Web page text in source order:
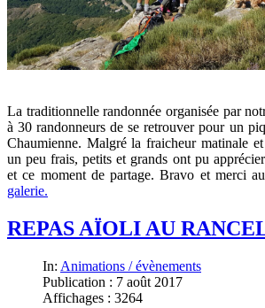
La traditionnelle randonnée organisée par
à 30 randonneurs de se retrouver pour un
Chaumienne. Malgré la fraicheur matinale
un peu frais, petits et grands ont pu
et ce moment de partage. Bravo et merci
galerie.
REPAS AÏOLI AU
In: Animations / évènements
Publication : 7 août 2017
Affichages : 3264